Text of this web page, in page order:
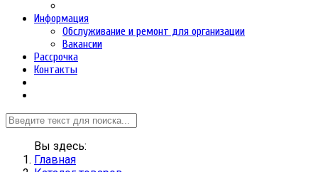
Информация
Обслуживание и ремонт для организации
Вакансии
Рассрочка
Контакты
Вы здесь:
Главная